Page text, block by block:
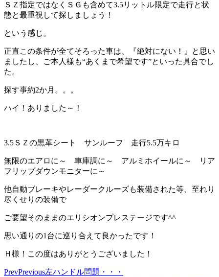
ＳＺ指定ではなくＳＧも含めて3.5リットル限定で走行と状
態と最重視して探しましょう！
という感じ。
正直この条件が全てそろった車は、『絶対にない！』と思い
ましたし、ご本人様も“あくまで希望です”といった具合でし
た。
探す事約2か月。。。
ハイ！ありました～！
3.5ＳＺの黒革シート サンルーフ 走行5.5万キロ
無限のエアロに～ 車庫調に～ アルミホイールに～ リア
フリップダウンモニターに～
他自動ブレーキやレーダークルーズも装備された等、至れり
尽くせりの装備で
ご要望そのままのエリシオンプレステージです^^
思い通りの1台に巡り合えて良かったです！
Ｈ様！この度はありがとうございました！
PrevPrevious左ハンドル問題・・・